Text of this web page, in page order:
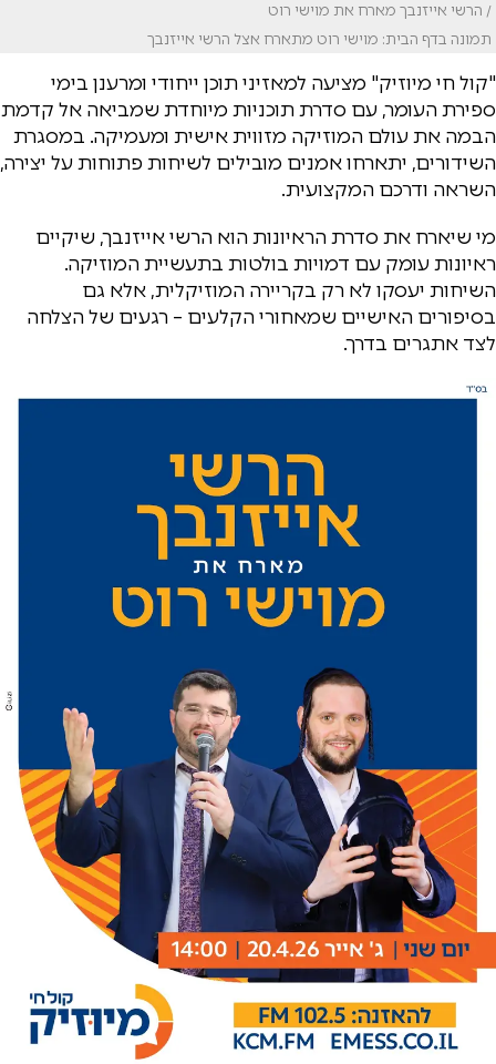
/ הרשי אייזנבך מארח את מוישי רוט
תמונה בדף הבית: מוישי רוט מתארח אצל הרשי אייזנבך
"קול חי מיוזיק" מציעה למאזיני תוכן ייחודי ומרענן בימי
ספירת העומר, עם סדרת תוכניות מיוחדת שמביאה אל קדמת
הבמה את עולם המוזיקה מזווית אישית ומעמיקה. במסגרת
השידורים, יתארחו אמנים מובילים לשיחות פתוחות על יצירה,
השראה ודרכם המקצועית.
מי שיארח את סדרת הראיונות הוא הרשי אייזנבך, שיקיים
ראיונות עומק עם דמויות בולטות בתעשיית המוזיקה.
השיחות יעסקו לא רק בקריירה המוזיקלית, אלא גם
בסיפורים האישיים שמאחורי הקלעים – רגעים של הצלחה
לצד אתגרים בדרך.